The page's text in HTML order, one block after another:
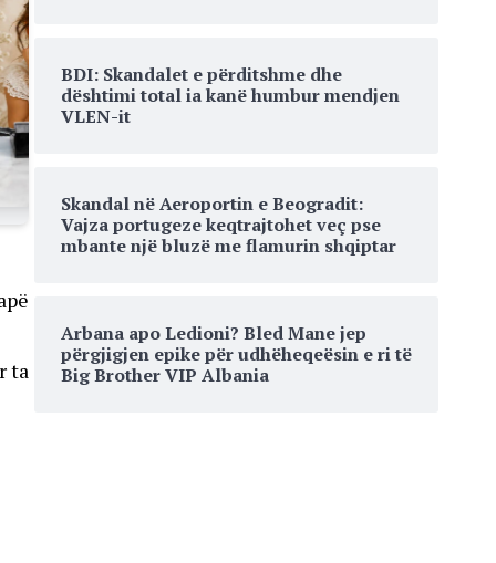
ta
BDI: Skandalet e përditshme dhe
dështimi total ia kanë humbur mendjen
VLEN-it
Skandal në Aeroportin e Beogradit:
Vajza portugeze keqtrajtohet veç pse
mbante një bluzë me flamurin shqiptar
Arbana apo Ledioni? Bled Mane jep
përgjigjen epike për udhëheqeësin e ri të
Big Brother VIP Albania